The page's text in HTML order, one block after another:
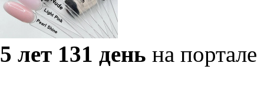
5 лет 131 день на портале